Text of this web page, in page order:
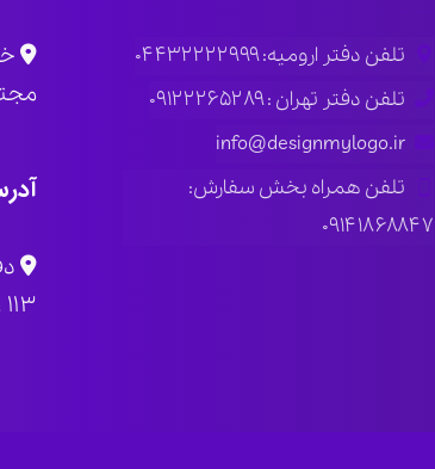
تلفن دفتر ارومیه: ۰۴۴۳۲۲۲۲۹۹۹
تلفن دفتر تهران : ۰۹۱۲۲۲۶۵۲۸۹
info@designmylogo.ir
تلفن همراه بخش سفارش:
۰۹۱۴۱۸۶۸۸۴۷
۱۱۳ ، طبقه چهار واحد ۴۰۳